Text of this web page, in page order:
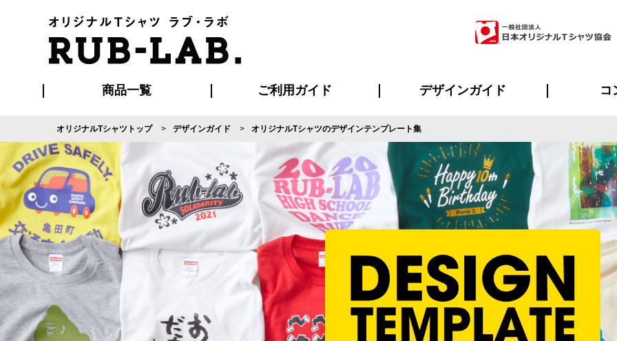
商品一覧
Tシャツ ポロシャツ パーカー・スウェット
ブルゾン・コート セットアップ・ジャージ ツナギ スポー
ハッピ キャップ・バンダナ グッズ全般 の
ご利用ガイド
ご利用ガイド
はじめての方へ
再注文の方へ
お支払い方法について
割引まとめページ
発送・特急サービスについて
版の保管期限について
マイページ会員のメリット
よくあるご質問
デザインガイド
デザイン入稿について
デザイン料について
デザインテンプレート集
デザインシミュレーター
書体一覧（フォント集）
プリント・加工一覧
コ
オリジナルTシャツトップ デザインガイド オリジナルTシャツのデザインテンプレート集